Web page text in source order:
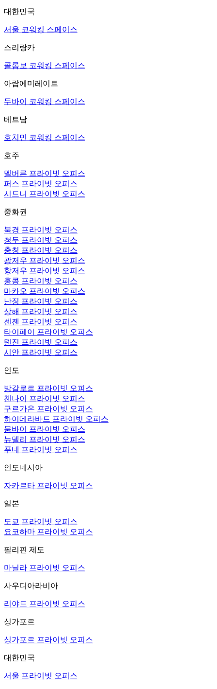
대한민국
서울 코워킹 스페이스
스리랑카
콜롬보 코워킹 스페이스
아랍에미레이트
두바이 코워킹 스페이스
베트남
호치민 코워킹 스페이스
호주
멜버른 프라이빗 오피스
퍼스 프라이빗 오피스
시드니 프라이빗 오피스
중화권
북경 프라이빗 오피스
청두 프라이빗 오피스
충칭 프라이빗 오피스
광저우 프라이빗 오피스
항저우 프라이빗 오피스
홍콩 프라이빗 오피스
마카오 프라이빗 오피스
난징 프라이빗 오피스
상해 프라이빗 오피스
센젠 프라이빗 오피스
타이페이 프라이빗 오피스
톈진 프라이빗 오피스
시안 프라이빗 오피스
인도
방갈로르 프라이빗 오피스
첸나이 프라이빗 오피스
구르가온 프라이빗 오피스
하이데라바드 프라이빗 오피스
뭄바이 프라이빗 오피스
뉴델리 프라이빗 오피스
푸네 프라이빗 오피스
인도네시아
자카르타 프라이빗 오피스
일본
도쿄 프라이빗 오피스
요코하마 프라이빗 오피스
필리핀 제도
마닐라 프라이빗 오피스
사우디아라비아
리야드 프라이빗 오피스
싱가포르
싱가포르 프라이빗 오피스
대한민국
서울 프라이빗 오피스